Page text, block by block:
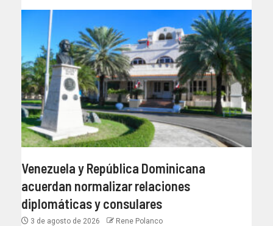
Venezuela y República Dominicana
acuerdan normalizar relaciones
diplomáticas y consulares
3 de agosto de 2026 Rene Polanco